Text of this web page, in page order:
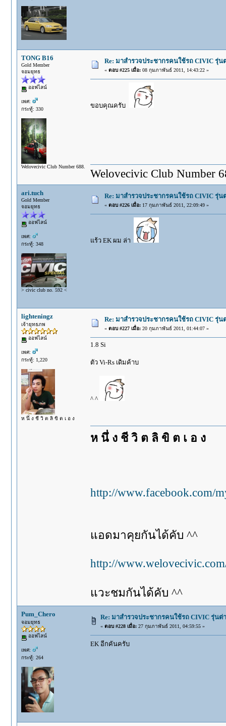
TONG B16
Gold Member
จอมยุทธ
ออฟไลน์
เพศ:
กระทู้: 330
Welovecivic Club Number 688.
Re: มาสำรวจประชากรคนใช้รถ CIVIC รุ่น
« ตอบ #225 เมื่อ:08 กุมภาพันธ์ 2011, 14:43:22 »
ขอบคุณครับ
Welovecivic Club Number
ari.tuch
Gold Member
จอมยุทธ
ออฟไลน์
เพศ:
กระทู้: 348
> civic club no. 592 <
Re: มาสำรวจประชากรคนใช้รถ CIVIC รุ่น
« ตอบ #226 เมื่อ:17 กุมภาพันธ์ 2011, 22:09:49 »
แร้ว EK ผม ล่า
lighteningz
เจ้ายุทธภพ
ออฟไลน์
เพศ:
กระทู้: 1,220
ห นึ่ ง ชี วิ ต ลิ ขิ ต เ อ ง
Re: มาสำรวจประชากรคนใช้รถ CIVIC รุ่น
« ตอบ #227 เมื่อ:20 กุมภาพันธ์ 2011, 01:44:07 »
1.8 Si
ตัว Vi-Rs เดิมค้าบ
^ ^
ห นึ่ ง ชี วิ ต ลิ ขิ ต เ อ ง
http://www.facebook.com/
แอดมาคุยกันได้คับ ^^
http://
แวะชมกันได้คับ ^^
Pum_Chero
จอมยุทธ
ออฟไลน์
เพศ:
กระทู้: 264
Re: มาสำรวจประชากรคนใช้รถ CIVIC รุ่นต่
« ตอบ #228 เมื่อ:27 กุมภาพันธ์ 2011, 04:59:55 »
EK อีกคันครับ